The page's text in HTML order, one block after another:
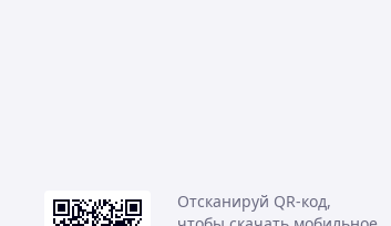
Отсканируй QR-код,